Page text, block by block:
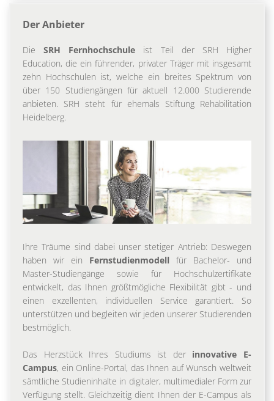
Der Anbieter
Die SRH Fernhochschule ist Teil der SRH Higher
Education, die ein führender, privater Träger mit insgesamt
zehn Hochschulen ist, welche ein breites Spektrum von
über 150 Studiengängen für aktuell 12.000 Studierende
anbieten. SRH steht für ehemals Stiftung Rehabilitation
Heidelberg.
Ihre Träume sind dabei unser stetiger Antrieb: Deswegen
haben wir ein Fernstudienmodell für Bachelor- und
Master-Studiengänge sowie für Hochschulzertifikate
entwickelt, das Ihnen größtmögliche Flexibilität gibt - und
einen exzellenten, individuellen Service garantiert. So
unterstützen und begleiten wir jeden unserer Studierenden
bestmöglich.
Das Herzstück Ihres Studiums ist derinnovative E-
Campus, ein Online-Portal, das Ihnen auf Wunsch weltweit
sämtliche Studieninhalte in digitaler, multimedialer Form zur
Verfügung stellt. Gleichzeitig dient Ihnen der E-Campus als